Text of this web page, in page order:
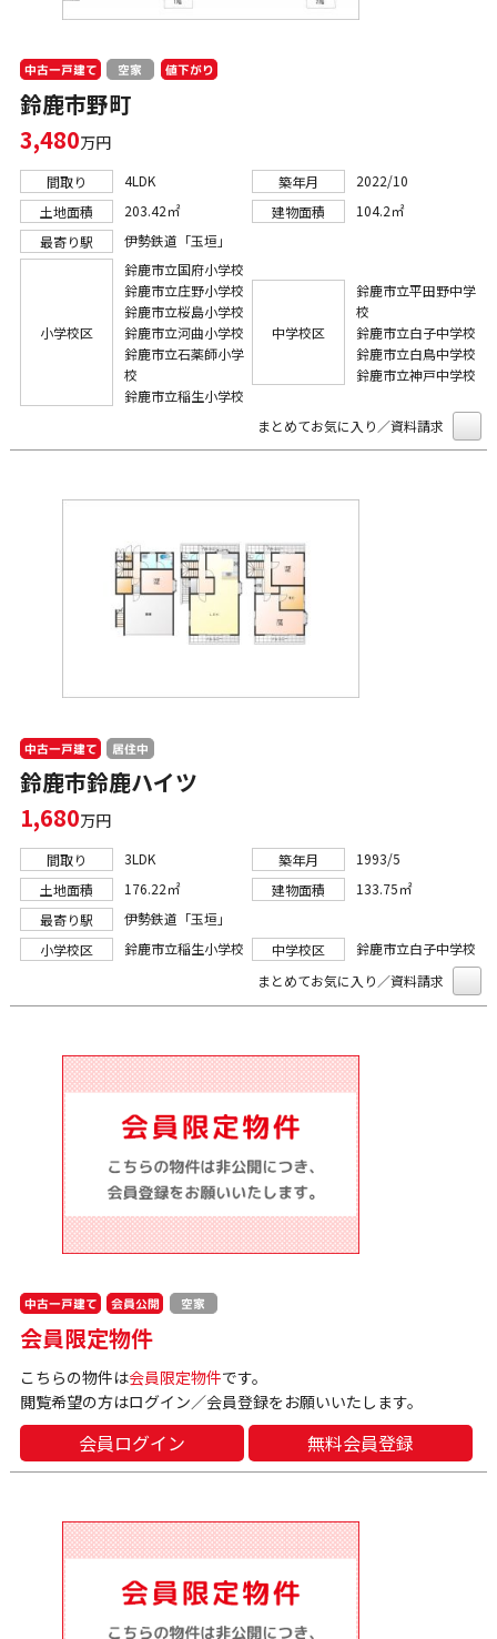
中古一戸建て 空家 値下がり
鈴鹿市野町
3,480万円
間取り 4LDK 築年月
2022/10
土地面積
203.42㎡ 建物面積
104.2㎡
最寄り駅
伊勢鉄道「玉垣」
小学校区
鈴鹿市立国府小学校
鈴鹿市立庄野小学校
鈴鹿市立桜島小学校
鈴鹿市立河曲小学校
鈴鹿市立石薬師小学
校
鈴鹿市立稲生小学校
中学校区
鈴鹿市立平田野中学
校
鈴鹿市立白子中学校
鈴鹿市立白鳥中学校
鈴鹿市立神戸中学校
まとめてお気に入り／資料請求
中古一戸建て 居住中
鈴鹿市鈴鹿ハイツ
1,680万円
間取り 3LDK 築年月
1993/5
土地面積
176.22㎡ 建物面積
133.75㎡
最寄り駅
伊勢鉄道「玉垣」
小学校区
鈴鹿市立稲生小学校 中学校区
鈴鹿市立白子中学校
まとめてお気に入り／資料請求
中古一戸建て 会員公開 空家
会員限定物件
こちらの物件は会員限定物件です。
閲覧希望の方はログイン／会員登録をお願いいたします。
会員ログイン 無料会員登録